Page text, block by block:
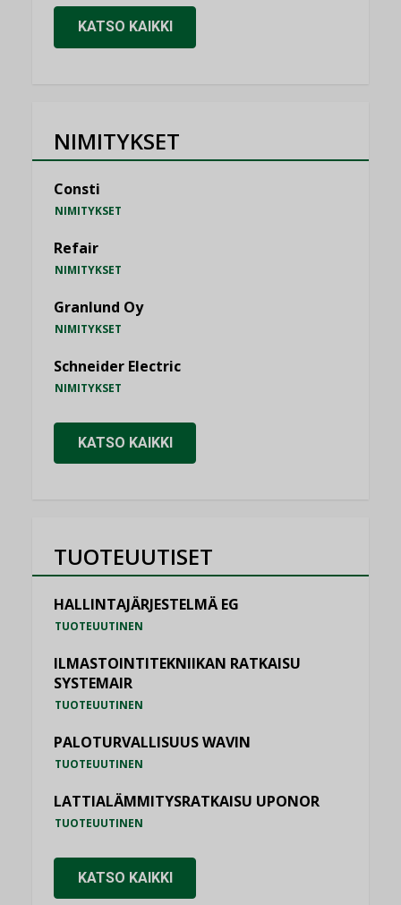
KATSO KAIKKI
NIMITYKSET
Consti
NIMITYKSET
Refair
NIMITYKSET
Granlund Oy
NIMITYKSET
Schneider Electric
NIMITYKSET
KATSO KAIKKI
TUOTEUUTISET
HALLINTAJÄRJESTELMÄ EG
TUOTEUUTINEN
ILMASTOINTITEKNIIKAN RATKAISU
SYSTEMAIR
TUOTEUUTINEN
PALOTURVALLISUUS WAVIN
TUOTEUUTINEN
LATTIALÄMMITYSRATKAISU UPONOR
TUOTEUUTINEN
KATSO KAIKKI